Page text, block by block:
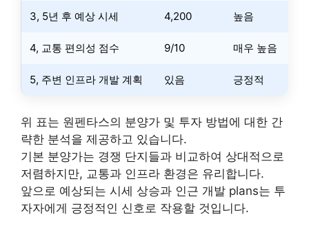
3, 5년 후 예상 시세 4,200 높음
4, 교통 편의성 점수 9/10 매우 높음
5, 주변 인프라 개발 계획 있음 긍정적
위 표는 원펜타스의 분양가 및 투자 방법에 대한 간
략한 분석을 제공하고 있습니다.
기본 분양가는 경쟁 단지들과 비교하여 상대적으로
저렴하지만, 교통과 인프라 환경은 유리합니다.
앞으로 예상되는 시세 상승과 인근 개발 plans는 투
자자에게 긍정적인 신호로 작용할 것입니다.